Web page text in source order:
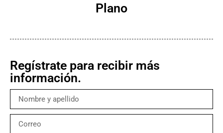
Regístrate para recibir más
información.
Plano